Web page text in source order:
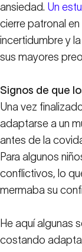
ansiedad. Un
cierre patronal
incertidumbre y
sus mayores
Signos de que
Una vez
adaptarse a un
antes de la
Para algunos
conflictivos, lo
mermaba su
He aquí algunas
costando